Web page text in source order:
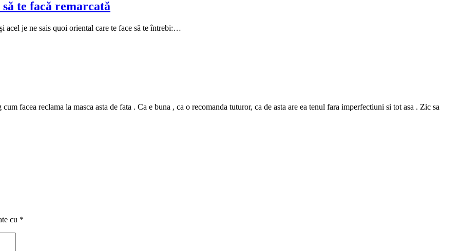
te facă remarcată
acel je ne sais quoi oriental care te face să te întrebi:…
facea reclama la masca asta de fata . Ca e buna , ca o recomanda tuturor, ca de asta are ea tenul fara imperfectiuni si tot asa . Zic sa
cu *